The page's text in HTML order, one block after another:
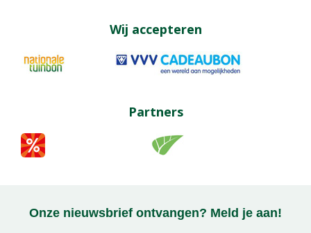
Wij accepteren
Partners
Onze nieuwsbrief ontvangen? Meld je aan!